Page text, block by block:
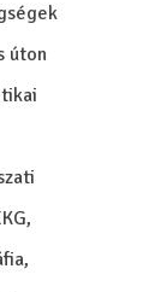
úton